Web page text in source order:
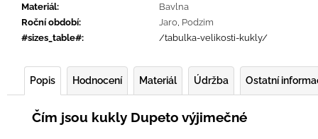
Materiál:
Bavlna
Roční období: Jaro Podzim
#sizes_table#: /tabulka-velikosti-kukly/
Popis Hodnocení Ostatní
Materiál Údržba
Čím jsou kukly Dupeto výjimečné